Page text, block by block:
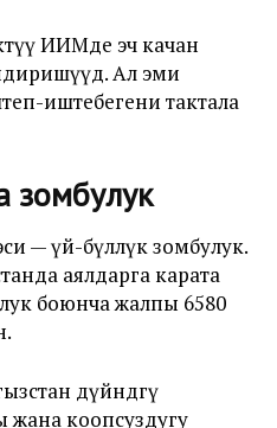
ИИМде эч качан
Ал эми
иштебегени тактала
зомбулук
— үй-бүлөлүк зомбулук.
аялдарга карата
боюнча жалпы 6580
дүйнөдөгү
жана коопсуздугу